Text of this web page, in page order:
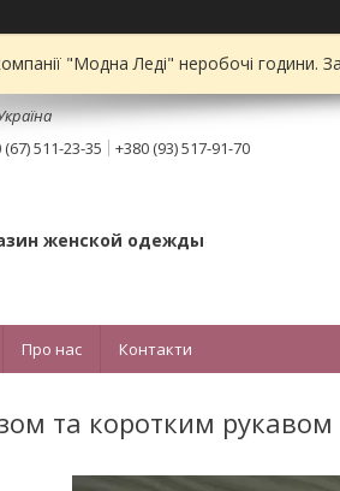
"Модна Леді" неробочі години.
(67) 511-23-35 +380 (93) 517-91-70
женской одежды
Про нас Контакти
та коротким